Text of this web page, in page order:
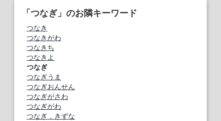
「つなぎ」のお隣キーワード
つなき
つなきがわ
つなきち
つなきよ
つなぎ
つなぎうま
つなぎおんせん
つなぎがさわ
つなぎがわ
つなぎ，きずな